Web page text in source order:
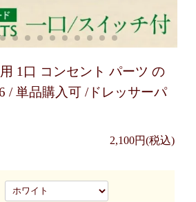
1口 コンセント パーツ の
/ 単品購入可 /ドレッサーパ
2,100円(税込)